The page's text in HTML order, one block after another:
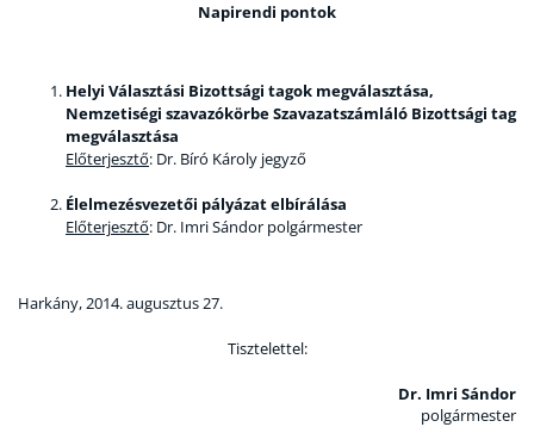
Napirendi pontok
Helyi Választási Bizottsági tagok megválasztása,
Nemzetiségi szavazókörbe Szavazatszámláló Bizottsági tag
megválasztása
Előterjesztő: Dr. Bíró Károly jegyző
Élelmezésvezetői pályázat elbírálása
Előterjesztő: Dr. Imri Sándor polgármester
Harkány, 2014. augusztus 27.
Tisztelettel:
Dr. Imri Sándor
polgármester